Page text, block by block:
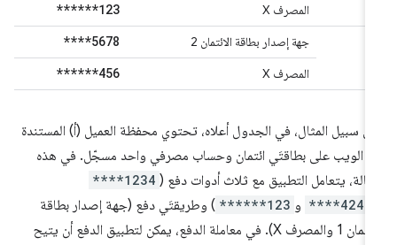
المصرف X ******123
جهة إصدار بطاقة الائتمان 2 ****5678
المصرف X ******456
سبيل المثال، في الجدول أعلاه، تحتوي محفظة العميل (أ) المستندة
الويب على بطاقتَي ائتمان وحساب مصرفي واحد مسجّل. في هذه
يتعامل التطبيق مع ثلاث أدوات دفع ( ****1234
****4242 و ******123 ) وطريقتَي دفع (جهة إصدار بطاقة
الائتمان 1 والمصرف X). في معاملة الدفع، يمكن لتطبيق الدفع أن يتيح